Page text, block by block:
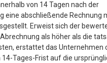
von 14 Tagen nach der
eine abschließende Rechnung
Erweist sich der
als höher als die
erstattet das Unternehmen
Tages-Frist auf die